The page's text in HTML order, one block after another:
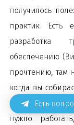
получилось
практик. Есть
разработка
обеспечению
прочтению, там
когда вы
нужно
Есть